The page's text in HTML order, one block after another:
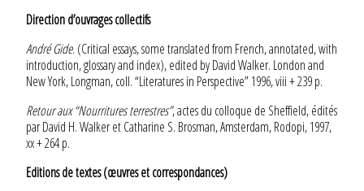
Direction d’ouvrages collectifs
André Gide. (Critical essays, some translated from French, annotated, with
introduction, glossary and index), edited by David Walker. London and
New York, Longman, coll. “Literatures in Perspective” 1996, viii + 239 p.
Retour aux “Nourritures terrestres”, actes du colloque de Sheffield, édités
par David H. Walker et Catharine S. Brosman, Amsterdam, Rodopi, 1997,
xx + 264 p.
Editions de textes (œuvres et correspondances)